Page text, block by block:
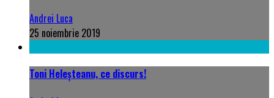
Andrei Luca
25 noiembrie 2019
Toni Heleșteanu, ce discurs!